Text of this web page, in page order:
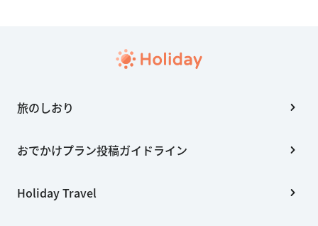
旅のしおり
おでかけプラン投稿ガイドライン
Holiday Travel